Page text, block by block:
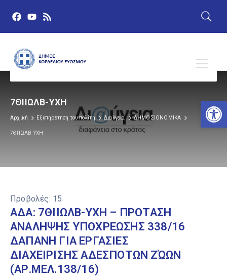
7ΘΙΙΩΛΒ-ΥΧΗ
Αρχική Εξυπηρέτηση του πολίτη Διαύγεια ΔΗΜΟΣΙΟΝΟΜΙΚΑ
7ΘΙΙΩΛΒ-ΥΧΗ
Προβολές: 15
ΑΔΑ: 7ΘΙΙΩΛΒ-ΥΧΗ – ΠΡΟΤΑΣΗ
ΑΝΑΛΗΨΗΣ ΥΠΟΧΡΕΩΣΗΣ 338/16
ΔΑΠΑΝΗ ΓΙΑ ΕΡΓΑΣΙΕΣ
ΔΙΑΧΕΙΡΙΣΗΣ ΑΔΕΣΠΟΤΩΝ ΖΏΩΝ
(ΑΡ.ΜΕΛ.138/16)